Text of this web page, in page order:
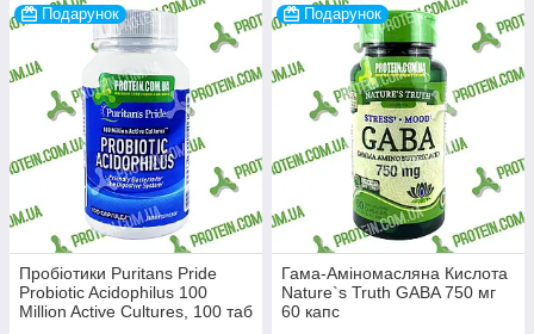
Подарунок
Пробіотики Puritans Pride
Probiotic Acidophilus 100
Million Active Cultures, 100 таб
Подарунок
Гама-Аміномасляна Кислота
Nature`s Truth GABA 750 мг
60 капс